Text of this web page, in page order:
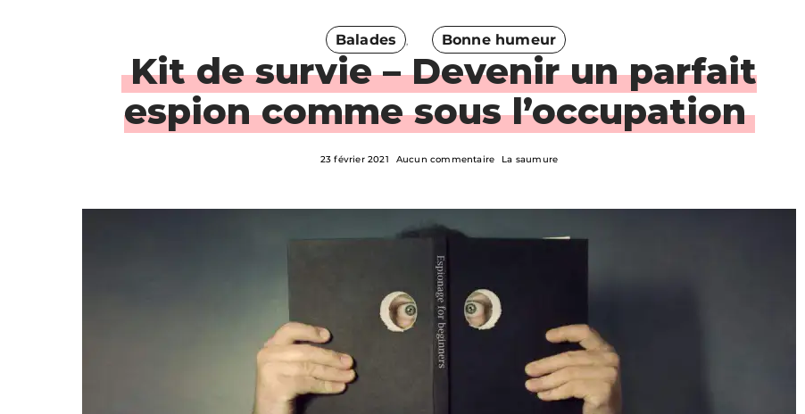
Balades Bonne humeur
Kit de survie – Devenir un parfait
espion comme sous l’occupation
23 février 2021 Aucun commentaire La saumure